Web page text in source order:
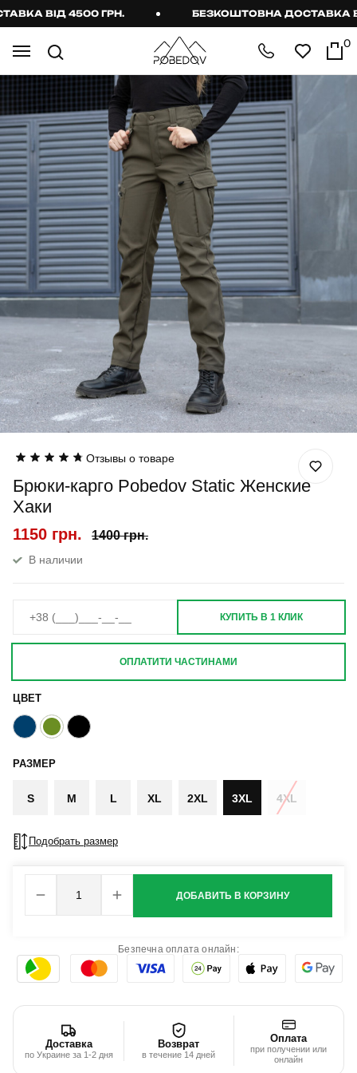
ВІД 4500 ГРН. БЕЗКОШТОВНА ДОСТАВКА ВІД
0
Отзывы о товаре
Брюки-карго Pobedov Static Женские
Хаки
1150 грн. 1400 грн.
В наличии
ЦВЕТ
РАЗМЕР
S M L XL 2XL 3XL 4XL
Подобрать размер
ДОБАВИТЬ В КОРЗИНУ
КУПИТЬ В 1 КЛИК
ОПЛАТИТИ ЧАСТИНАМИ
Безпечна оплата онлайн:
Доставка
по Украине за 1-2 дня
Возврат
в течение 14 дней
Оплата
при получении или
онлайн